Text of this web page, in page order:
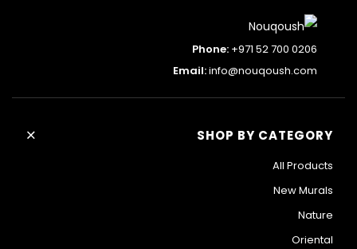
Phone: +971 52 700 0206
Email:info@nouqoush.com
SHOP BY CATEGORY
+
All Products
New Murals
Nature
Oriental